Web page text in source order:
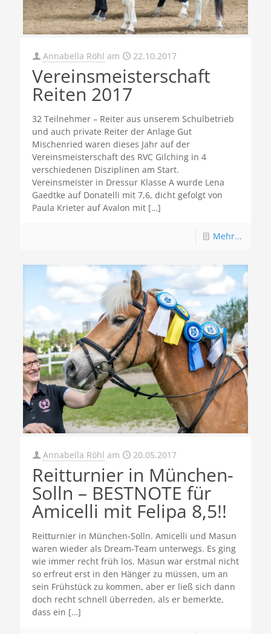
Annabella Röhl am 22.10.2017
Vereinsmeisterschaft
Reiten 2017
32 Teilnehmer – Reiter aus unserem Schulbetrieb
und auch private Reiter der Anlage Gut
Mischenried waren dieses Jahr auf der
Vereinsmeisterschaft des RVC Gilching in 4
verschiedenen Disziplinen am Start.
Vereinsmeister in Dressur Klasse A wurde Lena
Gaedtke auf Donatelli mit 7,6, dicht gefolgt von
Paula Krieter auf Avalon mit […]
Mehr...
Annabella Röhl am 20.05.2017
Reitturnier in München-
Solln – BESTNOTE für
Amicelli mit Felipa 8,5!!
Reitturnier in München-Solln. Amicelli und Masun
waren wieder als Dream-Team unterwegs. Es ging
wie immer recht früh los. Masun war erstmal nicht
so erfreut erst in den Hänger zu müssen, um an
sein Frühstück zu kommen, aber er ließ sich dann
doch recht schnell überreden, als er bemerkte,
dass ein […]